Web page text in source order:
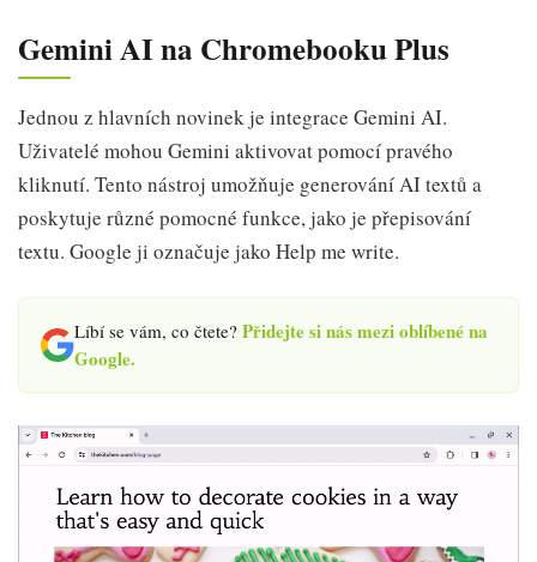
Gemini AI na Chromebooku Plus
Jednou z hlavních novinek je integrace Gemini AI.
Uživatelé mohou Gemini aktivovat pomocí pravého
kliknutí. Tento nástroj umožňuje generování AI textů a
poskytuje různé pomocné funkce, jako je přepisování
textu. Google ji označuje jako Help me write.
Líbí se vám, co čtete? Přidejte si nás mezi oblíbené na
Google.